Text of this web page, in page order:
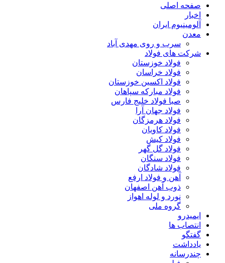
صفحه اصلی
اخبار
آلومینیوم ایران
معدن
سرب و روی مهدی آباد
شرکت های فولاد
فولاد خوزستان
فولاد خراسان
فولاد اکسین خوزستان
فولاد مبارکه سپاهان
صبا فولاد خلیج فارس
فولاد جهان آرا
فولاد هرمزگان
فولاد کاویان
فولاد کیش
فولاد گل گهر
فولاد سنگان
فولاد شادگان
آهن و فولاد ارفع
ذوب آهن اصفهان
نورد و لوله اهواز
گروه ملی
ایمیدرو
انتصاب ها
گفتگو
یادداشت
چندرسانه